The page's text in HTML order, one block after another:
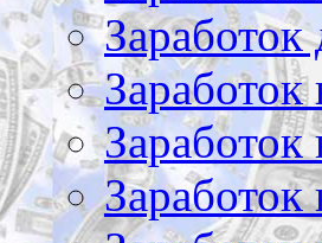
Заработок
Заработок
Заработок